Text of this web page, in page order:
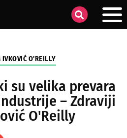
IVKOVIĆ O'REILLY
su velika prevara
– Zdraviji
O'Reilly